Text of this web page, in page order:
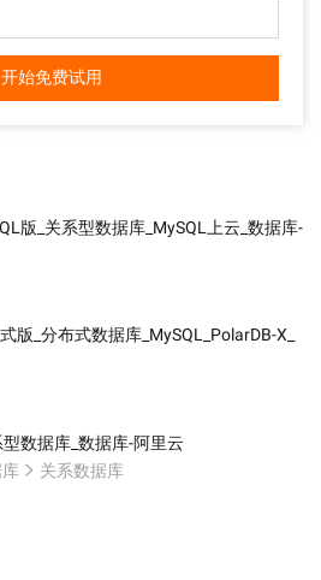
开始免费试用
版_关系型数据库_MySQL上云_数据库-
版_分布式数据库_MySQL_PolarDB-X_
数据库_数据库-阿里云
关系数据库